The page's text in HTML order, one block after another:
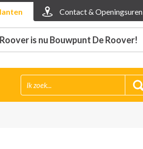
Contact & Openingsuren
is nu Bouwpunt De Roover!